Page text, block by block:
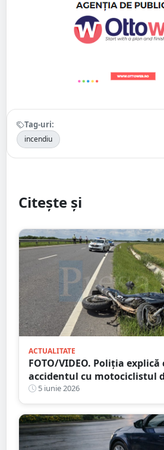
Tag-uri:
incendiu
Citește și
ACTUALITATE
FOTO/VIDEO. Poliția
accidentul cu motociclistul
Satu Mare
5 iunie 2026